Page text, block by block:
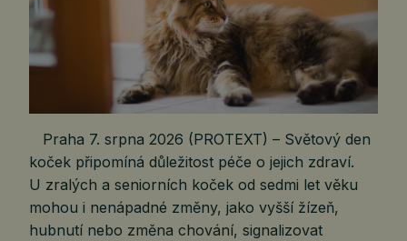
Praha 7. srpna 2026 (PROTEXT) – Světový den
koček připomíná důležitost péče o jejich zdraví.
U zralých a seniorních koček od sedmi let věku
mohou i nenápadné změny, jako vyšší žízeň,
hubnutí nebo změna chování, signalizovat